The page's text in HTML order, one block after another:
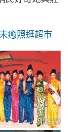
癒照逛超市